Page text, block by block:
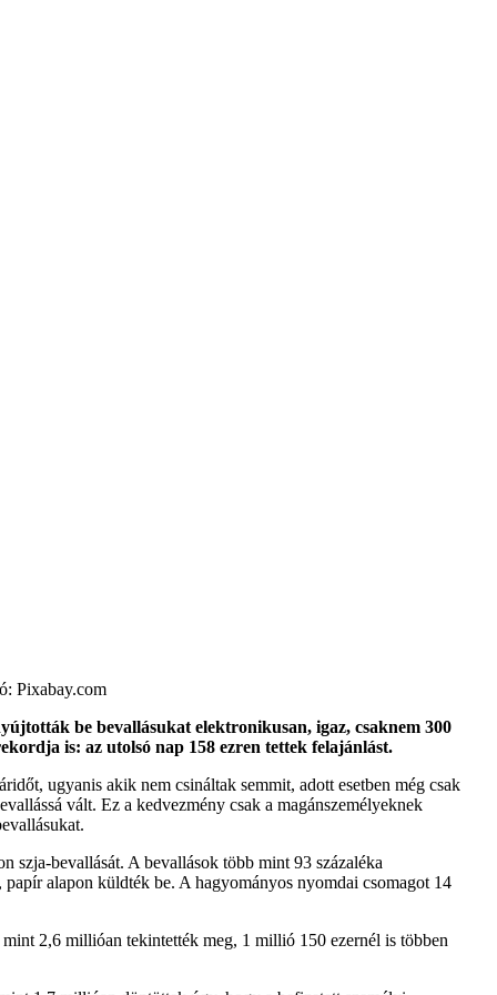
Pixabay.com
be bevallásukat elektronikusan, igaz, csaknem 300
is: az utolsó nap 158 ezren tettek felajánlást.
ugyanis akik nem csináltak semmit, adott esetben még csak
vált. Ez a kedvezmény csak a magánszemélyeknek
szja-bevallását. A bevallások több mint 93 százaléka
alapon küldték be. A hagyományos nyomdai csomagot 14
2,6 millióan tekintették meg, 1 millió 150 ezernél is többen